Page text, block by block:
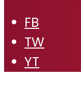
FB
TW
YT